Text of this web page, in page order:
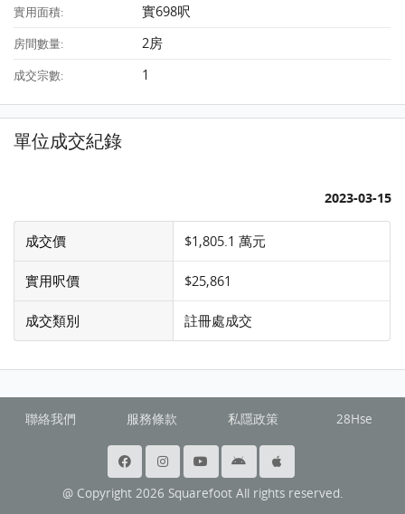
實用面積: 實698呎
房間數量: 2房
成交宗數: 1
單位成交紀錄
2023-03-15
成交價 $1,805.1 萬元
實用呎價 $25,861
成交類別 註冊處成交
聯絡我們 服務條款 私隱政策 28Hse
@ Copyright 2026 Squarefoot All rights reserved.